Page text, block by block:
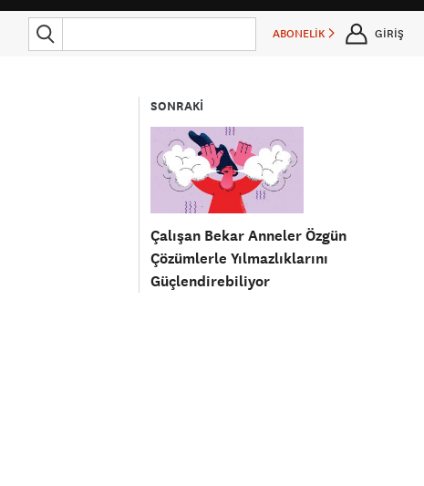
ABONELİK GİRİŞ
SONRAKİ
Çalışan Bekar Anneler Özgün
Çözümlerle Yılmazlıklarını
Güçlendirebiliyor